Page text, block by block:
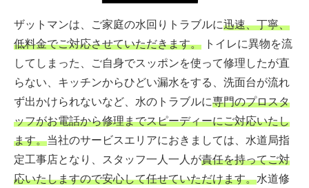
ザットマンは、ご家庭の水回りトラブルに迅速、丁寧、
低料金でご対応させていただきます。 トイレに異物を流
してしまった、ご自身でスッポンを使って修理したが直
らない、キッチンからひどい漏水をする、洗面台が流れ
ず出かけられないなど、水のトラブルに専門のプロスタ
ッフがお電話から修理までスピーディーにご対応いたし
ます。当社のサービスエリアにおきましては、水道局指
定工事店となり、スタッフ一人一人が責任を持ってご対
応いたしますので安心して任せていただけます。水道修